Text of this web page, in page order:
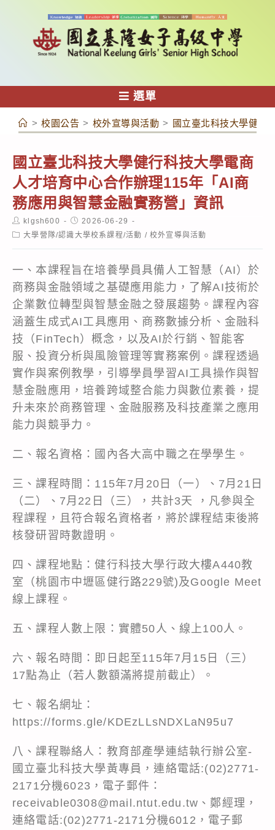
容
選單
> 校園公告 > 校外宣導與活動 > 國立臺北科技大學健行
國立臺北科技大學健行科技大學電商
人才培育中心合作辦理115年「AI商
務應用與智慧金融實務營」資訊
Post
author:
klgsh600
Post
published:
2026-06-29
Post大學營隊/認識大學校系課程/活動 / 校外宣導與活動
一、本課程旨在培養學員具備人工智慧（AI）於
商務與金融領域之基礎應用能力，了解AI技術於
企業數位轉型與智慧金融之發展趨勢。課程內容
涵蓋生成式AI工具應用、商務數據分析、金融科
技（FinTech）概念，以及AI於行銷、智能客
服、投資分析與風險管理等實務案例。課程透過
實作與案例教學，引導學員學習AI工具操作與智
慧金融應用，培養跨域整合能力與數位素養，提
升未來於商務管理、金融服務及科技產業之應用
能力與競爭力。
二、報名資格：國內各大高中職之在學學生。
三、課程時間：115年7月20日（一）、7月21日
（二）、7月22日（三），共計3天 ，凡參與全
程課程，且符合報名資格者，將於課程結束後將
核發研習時數證明。
四、課程地點：健行科技大學行政大樓A440教
室（桃園市中壢區健行路229號)及Google Meet
線上課程。
五、課程人數上限：實體50人、線上100人。
六、報名時間：即日起至115年7月15日（三）
17點為止（若人數額滿將提前截止）。
七、報名網址：
https://forms.gle/KDEzLLsNDXLaN95u7
八、課程聯絡人：教育部產學連結執行辦公室-
國立臺北科技大學黃專員，連絡電話:(02)2771-
2171分機6023，電子郵件：
receivable0308@mail.ntut.edu.tw、鄭經理，
連絡電話:(02)2771-2171分機6012，電子郵